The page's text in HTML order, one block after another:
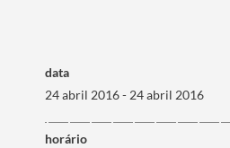
data
24 abril 2016 - 24 abril 2016
horário